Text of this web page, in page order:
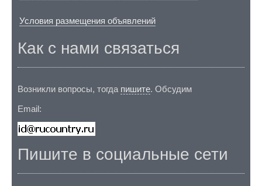
Условия размещения объявлений
Как с нами связаться
Возникли вопросы, тогда пишите. Обсудим
Email:
Пишите в социальные сети